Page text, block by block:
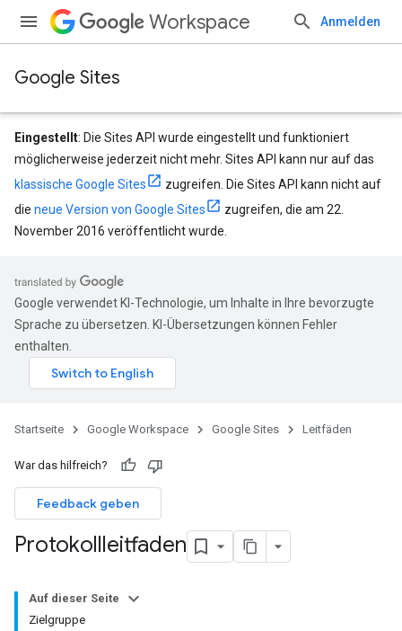
Workspace Anmelden
Google Sites
Eingestellt: Die Sites API wurde eingestellt und funktioniert
möglicherweise jederzeit nicht mehr. Sites API kann nur auf das
klassische Google Sites
zugreifen. Die Sites API kann nicht auf
die neue Version von Google Sites
zugreifen, die am 22.
November 2016 veröffentlicht wurde.
Google verwendet KI-Technologie, um Inhalte in Ihre bevorzugte
Sprache zu übersetzen. KI-Übersetzungen können Fehler
enthalten.
Startseite Google Workspace Google Sites Leitfäden
War das hilfreich?
Feedback geben
Protokollleitfaden
Auf dieser Seite
Zielgruppe